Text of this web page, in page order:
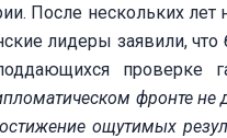
После нескольких лет
лидеры заявили,
проверке
фронте не
ощутимых